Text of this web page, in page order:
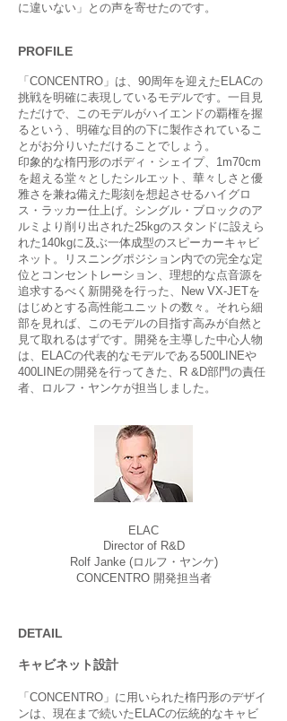
に違いない」との声を寄せたのです。
PROFILE
「CONCENTRO」は、90周年を迎えたELACの
挑戦を明確に表現しているモデルです。一目見
ただけで、このモデルがハイエンドの覇権を握
るという、明確な目的の下に製作されているこ
とがお分りいただけることでしょう。
印象的な楕円形のボディ・シェイプ、1m70cm
を超える堂々としたシルエット、華々しさと優
雅さを兼ね備えた彫刻を想起させるハイグロ
ス・ラッカー仕上げ。シングル・ブロックのア
ルミより削り出された25kgのスタンドに設えら
れた140kgに及ぶ一体成型のスピーカーキャビ
ネット。リスニングポジション内での完全な定
位とコンセントレーション、理想的な点音源を
追求するべく新開発を行った、New VX-JETを
はじめとする高性能ユニットの数々。それら細
部を見れば、このモデルの目指す高みが自然と
見て取れるはずです。開発を主導した中心人物
は、ELACの代表的なモデルである500LINEや
400LINEの開発を行ってきた、R &D部門の責任
者、ロルフ・ヤンケが担当しました。
ELAC
Director of R&D
Rolf Janke (ロルフ・ヤンケ)
CONCENTRO 開発担当者
DETAIL
キャビネット設計
「CONCENTRO」に用いられた楕円形のデザイ
ンは、現在まで続いたELACの伝統的なキャビ